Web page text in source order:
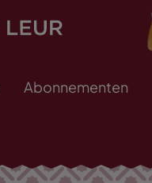
Abonnementen